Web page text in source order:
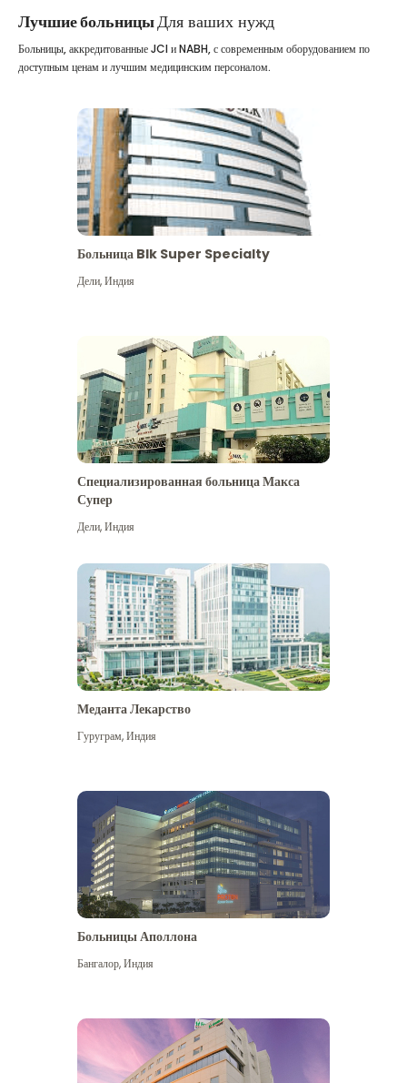
Лучшие больницыДля ваших нужд
Посмотреть больше
Больницы, аккредитованные JCI и NABH, с современным оборудованием по
доступным ценам и лучшим медицинским персоналом.
Больница Blk Super Specialty
Дели,Индия
Специализированная больница Макса
Супер
Дели,Индия
Меданта Лекарство
Гуруграм,Индия
Больницы Аполлона
Бангалор,Индия